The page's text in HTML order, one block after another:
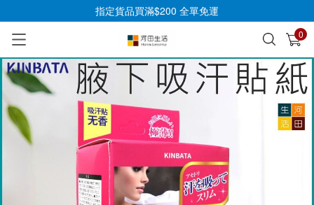
指定貨品買滿$200 全單免運
0
已加入購物車 查看